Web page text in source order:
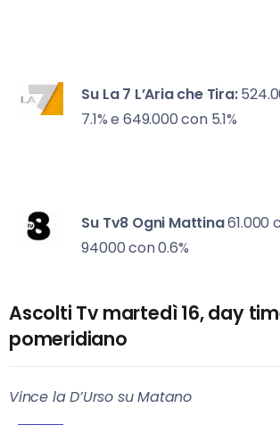
Su La 7 L’Aria che Tira:
7.1% e 649.000 con 5.1%
Su Tv8 Ogni Mattina61.000
94000 con 0.6%
Ascolti Tv martedì 16, day
pomeridiano
Vince la D’Urso su Matano